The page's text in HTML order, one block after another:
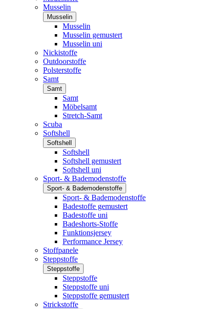
Musselin
Musselin
Musselin
Musselin gemustert
Musselin uni
Nickistoffe
Outdoorstoffe
Polsterstoffe
Samt
Samt
Samt
Möbelsamt
Stretch-Samt
Scuba
Softshell
Softshell
Softshell
Softshell gemustert
Softshell uni
Sport- & Bademodenstoffe
Sport- & Bademodenstoffe
Sport- & Bademodenstoffe
Badestoffe gemustert
Badestoffe uni
Badeshorts-Stoffe
Funktionsjersey
Performance Jersey
Stoffpanele
Steppstoffe
Steppstoffe
Steppstoffe
Steppstoffe uni
Steppstoffe gemustert
Strickstoffe